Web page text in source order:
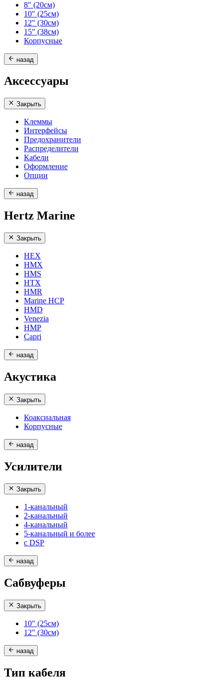
8" (20см)
10" (25см)
12" (30см)
15" (38см)
Корпусные
назад
Аксессуары
Закрыть
Клеммы
Интерфейсы
Предохранители
Распределители
Кабели
Оформление
Опции
назад
Hertz Marine
Закрыть
HEX
HMX
HMS
HTX
HMR
Marine HCP
HMD
Venezia
HMP
Capri
назад
Акустика
Закрыть
Коаксиальная
Корпусные
назад
Усилители
Закрыть
1-канальный
2-канальный
4-канальный
5-канальный и более
с DSP
назад
Сабвуферы
Закрыть
10" (25см)
12" (30см)
назад
Тип кабеля